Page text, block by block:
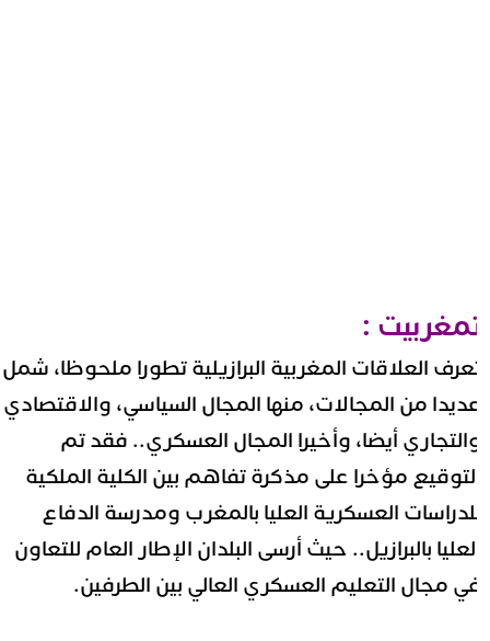
:
العلاقات المغربية البرازيلية تطورا ملحوظا، شمل
من المجالات، منها المجال السياسي، والاقتصادي
أيضا، وأخيرا المجال العسكري.. فقد تم
مؤخرا على مذكرة تفاهم بين الكلية الملكية
العسكرية العليا بالمغرب ومدرسة الدفاع
بالبرازيل.. حيث أرسى البلدان الإطار العام للتعاون
مجال التعليم العسكري العالي بين الطرفين.